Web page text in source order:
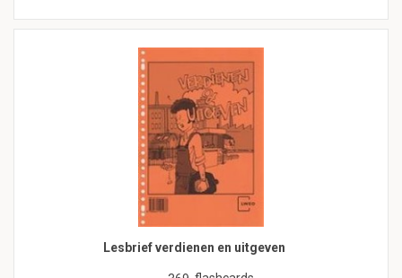
Lesbrief verdienen en uitgeven